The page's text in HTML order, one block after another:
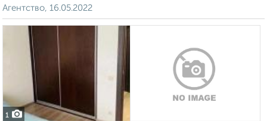
Агентство, 16.05.2022
1